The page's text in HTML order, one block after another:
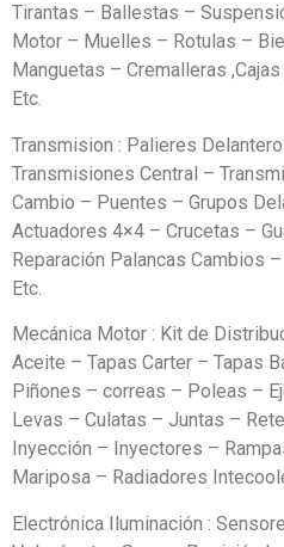
Tirantas – Ballestas –
Motor – Muelles – Rotulas –
Manguetas – Cremalleras
Etc.
Transmision : Palieres
Transmisiones Central –
Cambio – Puentes – Grupos
Actuadores 4×4 – Crucetas –
Reparación Palancas Cambios
Etc.
Mecánica Motor : Kit de
Aceite – Tapas Carter – Tapas
Piñones – correas – Poleas –
Levas – Culatas – Juntas –
Inyección – Inyectores –
Mariposa – Radiadores
Electrónica Iluminación :